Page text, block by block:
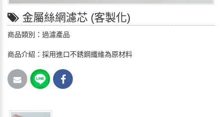
金屬絲網濾芯 (客製化)
商品類別：過濾產品
商品介紹：採用進口不銹鋼纖維為原材料